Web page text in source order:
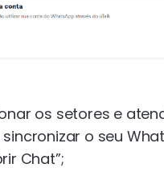
os setores e
o seu
Chat”;